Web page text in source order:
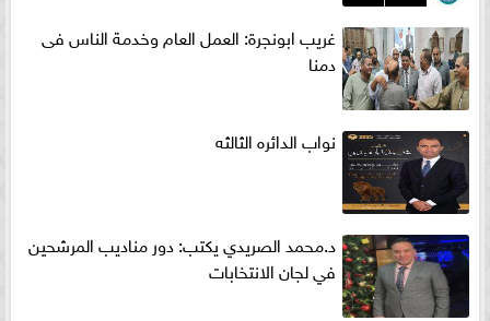
غريب ابونجرة: العمل العام وخدمة الناس فى
دمنا
نواب الدائره الثالثه
د.محمد الصريدي يكتب: دور مناديب المرشحين
في لجان الانتخابات